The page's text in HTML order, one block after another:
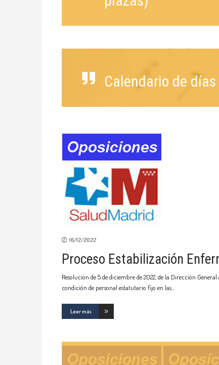
Calendario de
16/12/2022
Proceso Estabilización
Resolución de 5 de diciembre de 2022, de la Dirección
condición de personal estatutario fijo en las
Leer más